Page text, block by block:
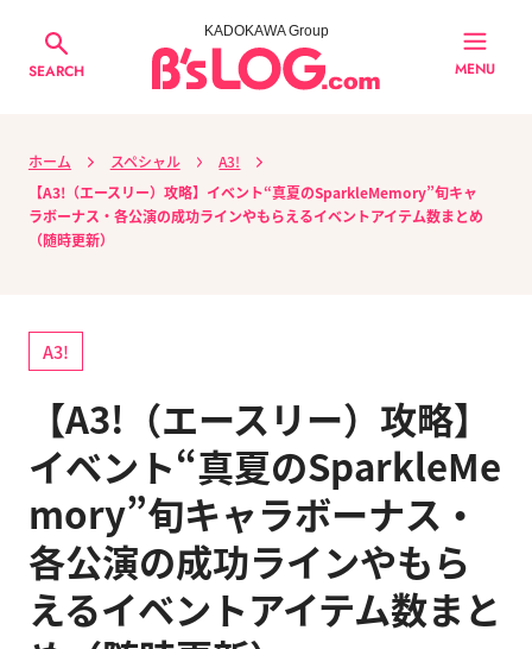
SEARCH
KADOKAWA Group
MENU
ホーム スペシャル
A3!
【A3!（エースリー）攻略】イベント“真夏のSparkleMemory”旬キャ
ラボーナス・各公演の成功ラインやもらえるイベントアイテム数まとめ
（随時更新）
A3!
【A3!（エースリー）攻略】
イベント“真夏のSparkleMe
mory”旬キャラボーナス・
各公演の成功ラインやもら
えるイベントアイテム数まと